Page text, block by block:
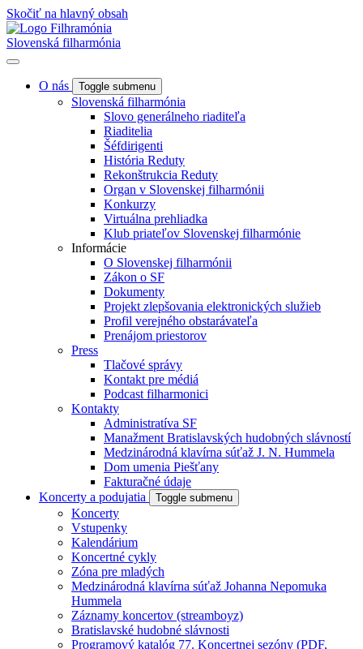
Skočiť na hlavný obsah
Slovenská filharmónia
O nás Toggle submenu
Slovenská filharmónia
Slovo generálneho riaditeľa
Riaditelia
Šéfdirigenti
História Reduty
Rekonštrukcia Reduty
Organ v Slovenskej filharmónii
Konkurzy
Virtuálna prehliadka
Klub priateľov Slovenskej filharmónie
Informácie
O Slovenskej filharmónii
Zákon o SF
Dokumenty
Projekt zlepšovania elektronických služieb
Profil verejného obstarávateľa
Prenájom priestorov
Press
Tlačové správy
Kontakt pre médiá
Podcast filharmonici
Kontakty
Administratíva SF
Manažment Bratislavských hudobných slávností
Medzinárodná klavírna súťaž J. N. Hummela
Dom umenia Piešťany
Fakturačné údaje
Koncerty a podujatia
Toggle submenu
Koncerty
Vstupenky
Kalendárium
Koncertné cykly
Zóna pre mladých
Medzinárodná klavírna súťaž Johanna Nepomuka
Hummela
Záznamy koncertov (streamboyz)
Bratislavské hudobné slávnosti
Programový katalóg 77. Koncertnej sezóny (PDF,